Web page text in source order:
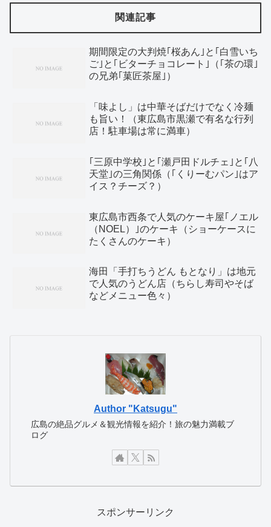
関連記事
期間限定の大判焼｢桜あん｣と｢白雪いち
ご｣と｢ビターチョコレート｣（｢茶の環｣
の兄弟｢菓匠茶屋｣）
「味よし」は中華そばだけでなく冷麺
も旨い！（東広島市黒瀬で有名な行列
店！駐車場は常に満車）
｢三原中学校｣と｢瀬戸田ドルチェ｣と｢八
天堂｣の三角関係（｢くりーむパン｣はア
イス？チーズ？）
東広島市西条で人気のケーキ屋｢ノエル
（NOEL）｣のケーキ（ショーケースに
たくさんのケーキ）
海田「手打ちうどん もとなり」は地元
で人気のうどん店（ちらし寿司やそば
などメニュー色々）
Author "Katsugu"
広島の絶品グルメ＆観光情報を紹介！旅の魅力満載ブ
ログ
スポンサーリンク